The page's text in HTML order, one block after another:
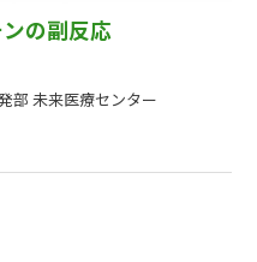
の副反応
部 未来医療センター